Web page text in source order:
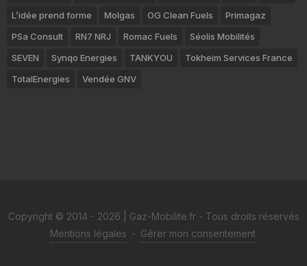
L’idée prend forme
Molgas OG Clean Fuels
Primagaz
PSa Consult
RN7 NRJ Romac Fuels
Séolis Mobilités
SEVEN
Synqo Energies TANKYOU
Tokheim Services France
TotalEnergies
Vendée GNV
Copyright © 2014 - 2026 | Gaz-Mobilite.fr - Tous droits réservés
Mentions légales - Gérer mon consentement